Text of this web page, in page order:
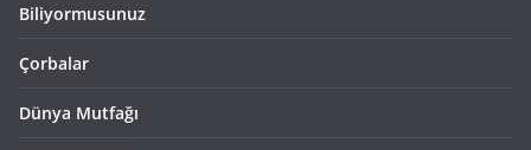
Biliyormusunuz
Çorbalar
Dünya Mutfağı